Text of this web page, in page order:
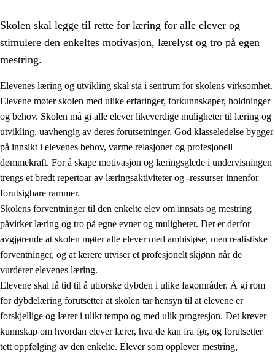
3. Prinsipper for skolens praksis
3.1 Et inkluderende læringsmiljø
3.2 Undervisning og tilpasset opplæring
3.3 Samarbeid mellom hjem og skole
3.4 Opplæring i lærebedrift og arbeidsliv
3.5 Profesjonsfellesskap og skoleutvikling
Skolen skal legge til rette for læring for alle elever og
stimulere den enkeltes motivasjon, lærelyst og tro på egen
mestring.
Elevenes læring og utvikling skal stå i sentrum for skolens virksomhet.
Elevene møter skolen med ulike erfaringer, forkunnskaper, holdninger
og behov. Skolen må gi alle elever likeverdige muligheter til læring og
utvikling, uavhengig av deres forutsetninger. God klasseledelse bygger
på innsikt i elevenes behov, varme relasjoner og profesjonell
dømmekraft. For å skape motivasjon og læringsglede i undervisningen
trengs et bredt repertoar av læringsaktiviteter og -ressurser innenfor
forutsigbare rammer.
Skolens forventninger til den enkelte elev om innsats og mestring
påvirker læring og tro på egne evner og muligheter. Det er derfor
avgjørende at skolen møter alle elever med ambisiøse, men realistiske
forventninger, og at lærere utviser et profesjonelt skjønn når de
vurderer elevenes læring.
Elevene skal få tid til å utforske dybden i ulike fagområder. Å gi rom
for dybdelæring forutsetter at skolen tar hensyn til at elevene er
forskjellige og lærer i ulikt tempo og med ulik progresjon. Det krever
kunnskap om hvordan elever lærer, hva de kan fra før, og forutsetter
tett oppfølging av den enkelte. Elever som opplever mestring,